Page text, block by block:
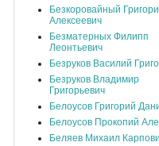
Безкоровайный
Алексеевич
Безматерных Филипп
Леонтьевич
Безруков Василий
Безруков Владимир
Григорьевич
Белоусов Григорий
Белоусов Прокопий
Беляев Михаил